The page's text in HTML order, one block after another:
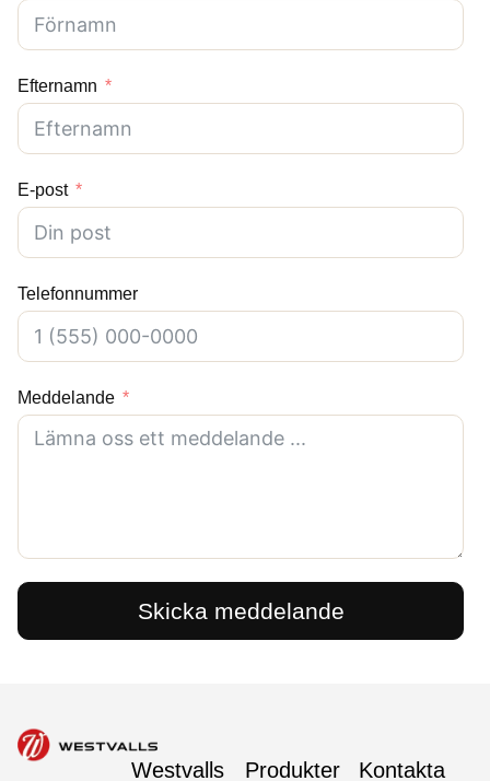
Efternamn
E-post
Telefonnummer
Meddelande
Skicka meddelande
Westvalls Produkter Kontakta